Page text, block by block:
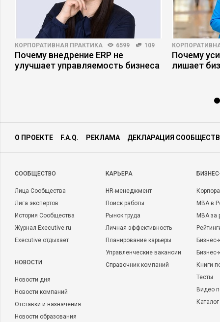
КОРПОРАТИВНАЯ ПРАКТИКА 6599 109
Почему внедрение ERP не
улучшает управляемость бизнеса
Почему
лишает
О ПРОЕКТЕ F.A.Q. РЕКЛАМА ДЕКЛАРАЦИЯ
CООБЩЕСТВО
Лица Сообщества
Лига экспертов
История Сообщества
Журнал Executive.ru
Executive отдыхает
НОВОСТИ
Новости дня
Новости компаний
Отставки и назначения
Новости образования
КАРЬЕРА
HR-менеджмент
Поиск работы
Рынок труда
Личная эффективность
Планирование карьеры
Управленческие вакансии
Справочник компаний
MBA в
MBA
Бизнес-
Книги
Тесты
Видео